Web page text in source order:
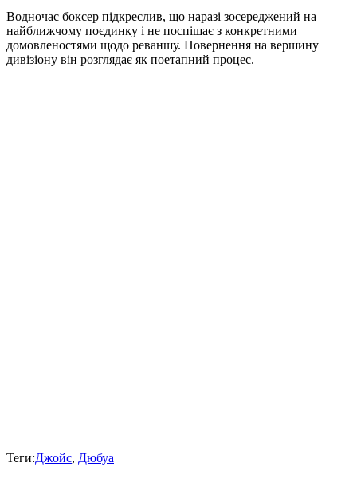
Водночас боксер підкреслив, що наразі зосереджений на
найближчому поєдинку і не поспішає з конкретними
домовленостями щодо реваншу. Повернення на вершину
дивізіону він розглядає як поетапний процес.
Теги:Джойс, Дюбуа